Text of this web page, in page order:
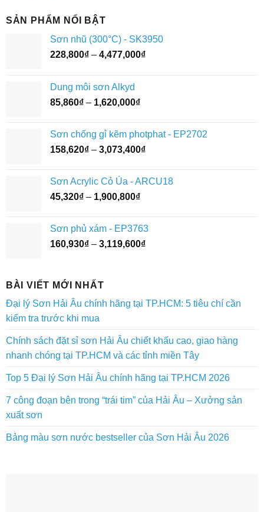
SẢN PHẨM NỔI BẬT
Sơn nhũ (300°C) - SK3950
228,800₫ – 4,477,000₫Khoảng
Dung môi sơn Alkyd
85,860₫ – 1,620,000₫Khoảng
85,860₫
đến
Sơn chống gỉ kẽm photphat - EP2702
158,620₫ – 3,073,400₫Khoảng
158,620₫
Sơn Acrylic Cỏ Úa - ARCU18
45,320₫ – 1,900,800₫Khoảng
45,320₫
đến
Sơn phủ xám - EP3763
160,930₫ – 3,119,600₫Khoảng
3,119,600₫
BÀI VIẾT MỚI NHẤT
Đại lý Sơn Hải Âu chính hãng tại TP.HCM: 5 tiêu chí cần
kiểm tra trước khi mua
Chính sách đặt sỉ sơn Hải Âu chiết khấu cao, giao hàng
nhanh chóng tại TP.HCM và các tỉnh miền Tây
Top 5 Đại lý Sơn Hải Âu chính hãng tại TP.HCM 2026
7 công đoạn bên trong “trái tim” của Hải Âu – Xưởng sản
xuất sơn
Bảng màu sơn nước bestseller của Sơn Hải Âu 2026